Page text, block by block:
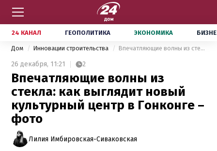
24 КАНАЛ ГЕОПОЛИТИКА ЭКОНОМИКА
Дом Инновации строительства Впечатляющие волны из стекла: как выглядит новый культурный центр в Гонконге – фото
26 декабря, 11:21 2
Впечатляющие волны из
стекла: как выглядит новый
культурный центр в Гонконге –
фото
Лилия Имбировская-Сиваковская